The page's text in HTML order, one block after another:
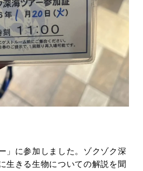
」に参加しました。ゾクゾク深
生きる生物についての解説を聞